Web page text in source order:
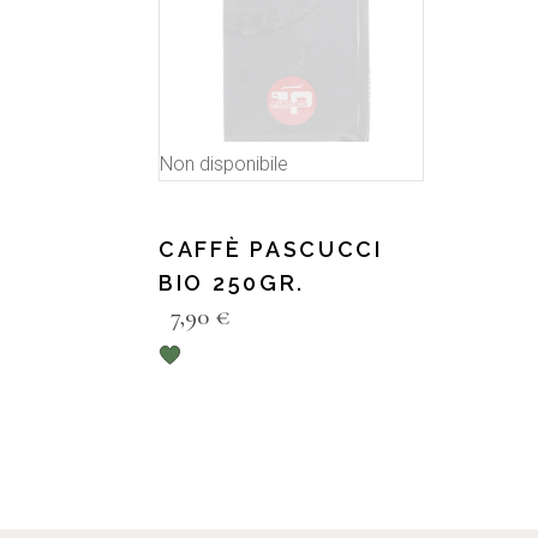
Non disponibile
CAFFÈ PASCUCCI
BIO 250GR.
7,90 €